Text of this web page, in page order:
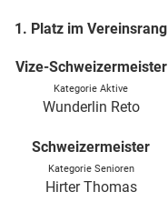
1. Platz im Vereinsrang
Vize-Schweizermeister
Kategorie Aktive
Wunderlin Reto
Schweizermeister
Kategorie Senioren
Hirter Thomas